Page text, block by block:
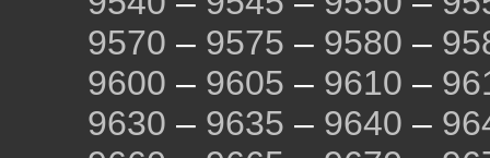
9570 – 9575 – 9580 –
9600 – 9605 – 9610 –
9630 – 9635 – 9640 –